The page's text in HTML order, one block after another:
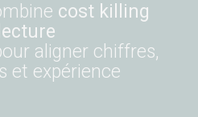
cost killing
lecture
aligner chiffres,
et expérience